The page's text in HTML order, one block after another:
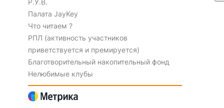
Палата JayKey
Что читаем ?
РПЛ (активность участников
приветствуется и премируется)
Благотворительный накопительный фонд
Нелюбимые клубы